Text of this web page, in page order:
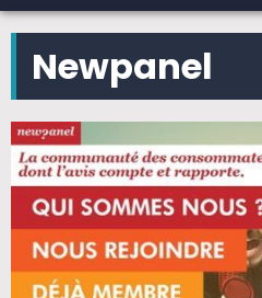
Newpanel